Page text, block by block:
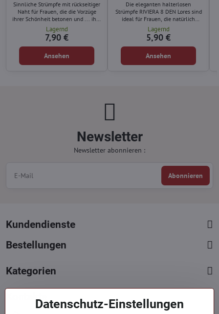
Sinnliche Strümpfe mit rückseitiger
Naht für Frauen, die die Vorzüge
ihrer Schönheit betonen und ... ihre
Beine optisch verlängern möchten.
Lagernd
7,90 €
Ansehen
Die eleganten halterlosen
Strümpfe RIVIERA 8 DEN Lores sind
ideal für Frauen, die natürlich
schöne und gepflegte Beine
möchten.
Lagernd
5,90 €
Ansehen
Newsletter
Newsletter abonnieren :
Abonnieren
Kundendienste
Bestellungen
Kategorien
KontakteDatenschutz-Einstellungen